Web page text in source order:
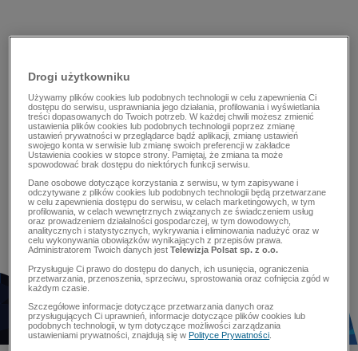
Drogi użytkowniku
Używamy plików cookies lub podobnych technologii w celu zapewnienia Ci
dostępu do serwisu, usprawniania jego działania, profilowania i wyświetlania
treści dopasowanych do Twoich potrzeb. W każdej chwili możesz zmienić
ustawienia plików cookies lub podobnych technologii poprzez zmianę
ustawień prywatności w przeglądarce bądź aplikacji, zmianę ustawień
swojego konta w serwisie lub zmianę swoich preferencji w zakładce
Ustawienia cookies w stopce strony. Pamiętaj, że zmiana ta może
spowodować brak dostępu do niektórych funkcji serwisu.
Dane osobowe dotyczące korzystania z serwisu, w tym zapisywane i
odczytywane z plików cookies lub podobnych technologii będą przetwarzane
w celu zapewnienia dostępu do serwisu, w celach marketingowych, w tym
profilowania, w celach wewnętrznych związanych ze świadczeniem usług
oraz prowadzeniem działalności gospodarczej, w tym dowodowych,
analitycznych i statystycznych, wykrywania i eliminowania nadużyć oraz w
celu wykonywania obowiązków wynikających z przepisów prawa.
Administratorem Twoich danych jestTelewizja Polsat sp. z o.o.
Przysługuje Ci prawo do dostępu do danych, ich usunięcia, ograniczenia
przetwarzania, przenoszenia, sprzeciwu, sprostowania oraz cofnięcia zgód w
każdym czasie.
Szczegółowe informacje dotyczące przetwarzania danych oraz
przysługujących Ci uprawnień, informacje dotyczące plików cookies lub
podobnych technologii, w tym dotyczące możliwości zarządzania
ustawieniami prywatności, znajdują się wPolityce Prywatności